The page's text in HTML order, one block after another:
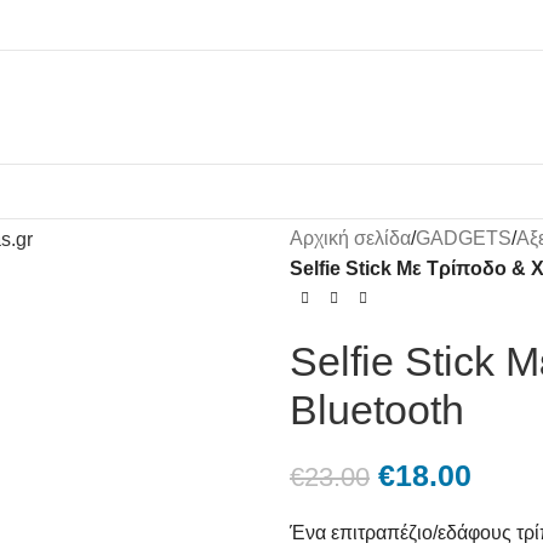
Αρχική σελίδα/GADGETS/
Selfie Stick Με Τρίποδο &
Selfie Stick
Bluetooth
€23.00 €18.00
Ένα επιτραπέζιο/εδάφους